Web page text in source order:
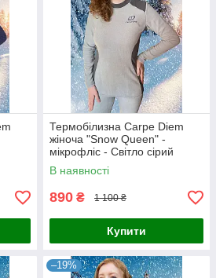
Термобілизна Carpe Diem
жіноча "Snow Queen" -
мікрофліс - Світло сірий
В наявності
890 ₴ 1 100 ₴
Купити
–19%